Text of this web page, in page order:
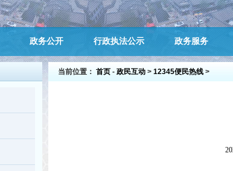
政务公开 行政执法公示 政务服务
当前位置： 首页 - 政民互动 > 12345便民热线 >